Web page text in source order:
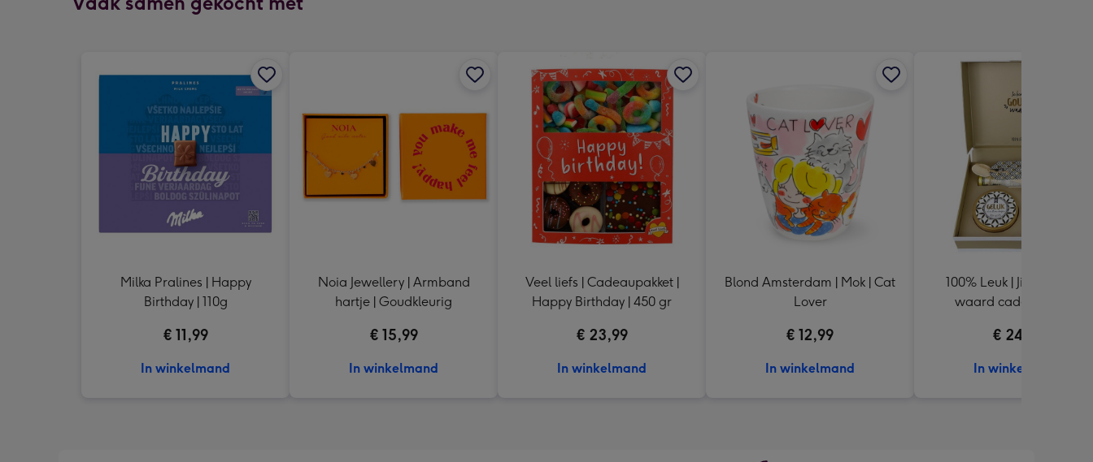
Milka Pralines | Happy
Birthday | 110g
€ 11,99
In winkelmand
Noia Jewellery | Armband
hartje | Goudkleurig
€ 15,99
In winkelmand
Veel liefs | Cadeaupakket |
Happy Birthday | 450 gr
€ 23,99
In winkelmand
Blond Amsterdam | Mok | Cat
Lover
€ 12,99
In winkelmand
100% Leuk | Jij bent goud
waard cadeaupakket
€ 24,99
In winkelmand